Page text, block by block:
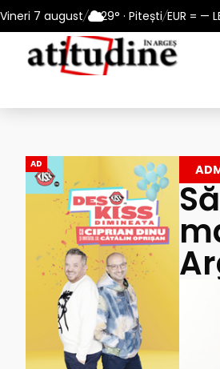
Vineri 7 august/ 29° · Pitești/EUR = —
potabile, în perioadele de
AD